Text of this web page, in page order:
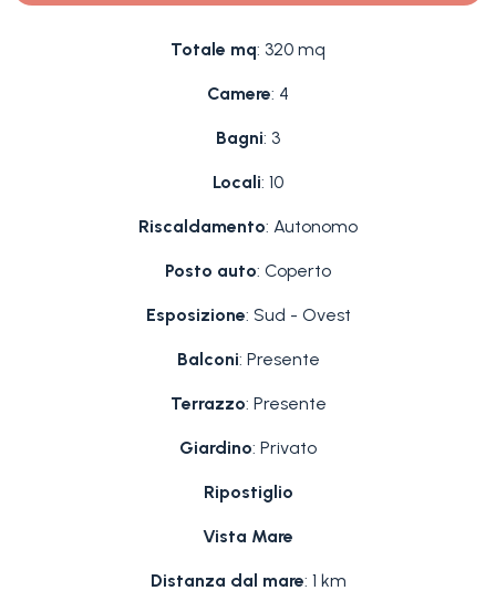
Totale mq: 320 mq
Camere: 4
Bagni: 3
Locali: 10
Riscaldamento: Autonomo
Posto auto: Coperto
Esposizione: Sud - Ovest
Balconi: Presente
Terrazzo: Presente
Giardino: Privato
Ripostiglio
Vista Mare
Distanza dal mare: 1 km